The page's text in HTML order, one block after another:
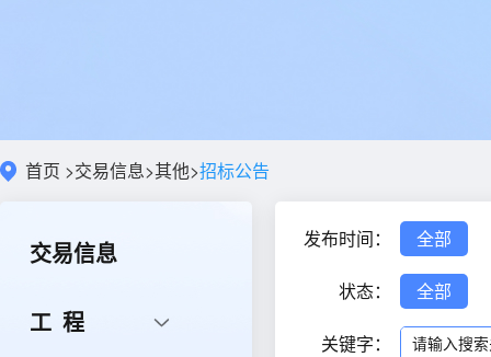
首页 >交易信息>其他>招标公告
交易信息
工程
发布时间： 全部
状态： 全部
关键字：